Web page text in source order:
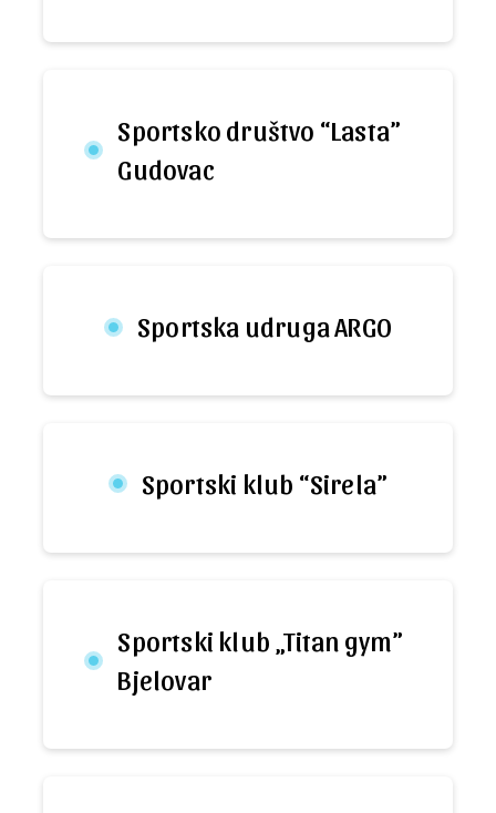
Sportsko društvo “Lasta”
Gudovac
Sportska udruga ARGO
Sportski klub “Sirela”
Sportski klub „Titan gym”
Bjelovar